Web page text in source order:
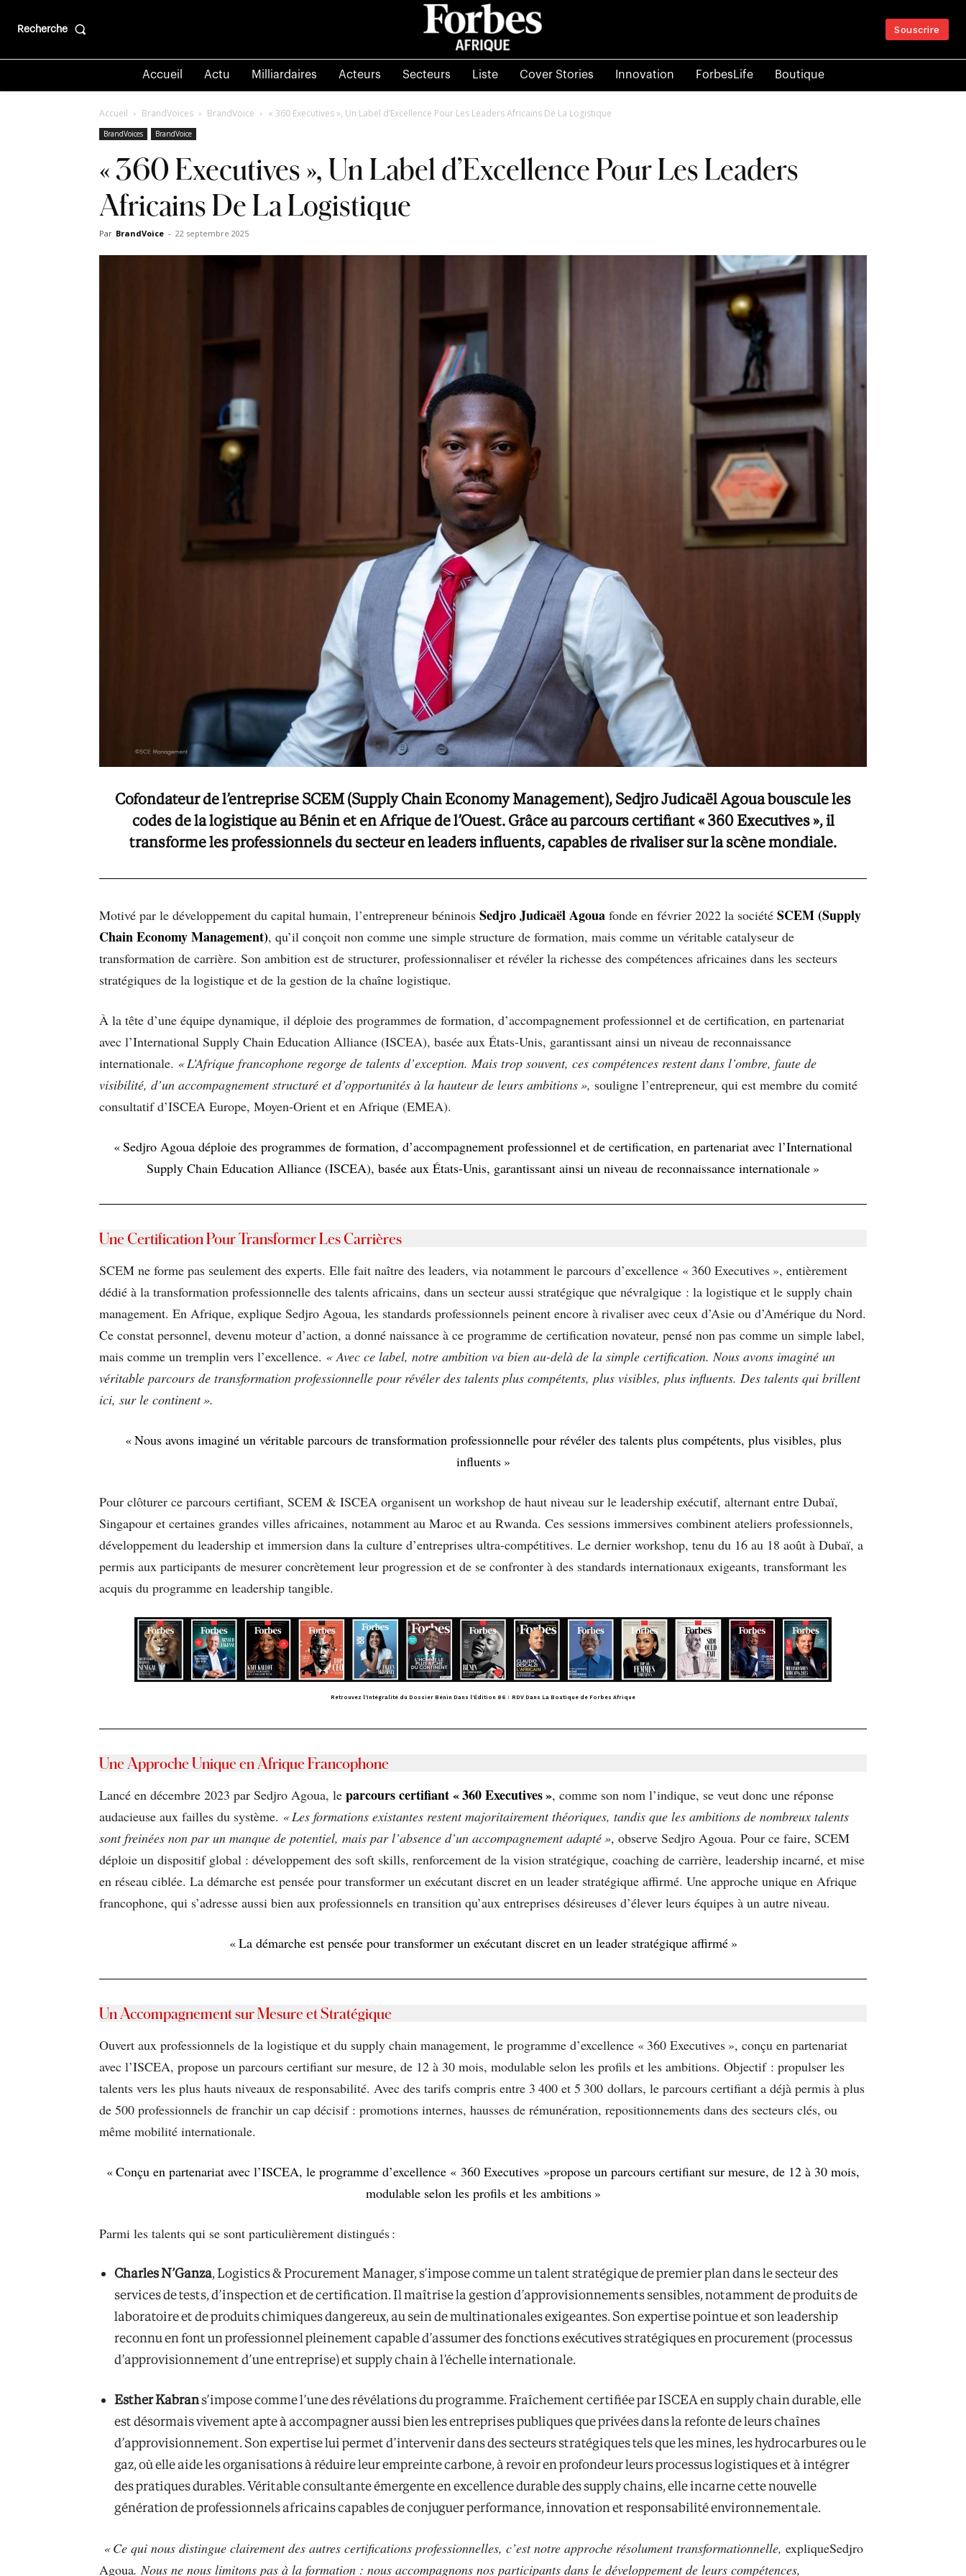
Recherche Souscrire
Accueil Actu Milliardaires Acteurs Secteurs Liste Cover Stories Innovation ForbesLife Boutique
Accueil BrandVoices BrandVoice « 360 Executives », Un Label d’Excellence Pour Les Leaders Africains De La Logistique
BrandVoices BrandVoice
« 360 Executives », Un Label d’Excellence Pour Les Leaders
Africains De La Logistique
Par BrandVoice - 22 septembre 2025
Cofondateur de l’entreprise SCEM (Supply Chain Economy Management), Sedjro Judicaël Agoua bouscule les
codes de la logistique au Bénin et en Afrique de l’Ouest. Grâce au parcours certifiant « 360 Executives », il
transforme les professionnels du secteur en leaders influents, capables de rivaliser sur la scène mondiale.
Motivé par le développement du capital humain, l’entrepreneur béninois Sedjro Judicaël Agoua fonde en février 2022 la société SCEM (Supply
Chain Economy Management), qu’il conçoit non comme une simple structure de formation, mais comme un véritable catalyseur de
transformation de carrière. Son ambition est de structurer, professionnaliser et révéler la richesse des compétences africaines dans les secteurs
stratégiques de la logistique et de la gestion de la chaîne logistique.
À la tête d’une équipe dynamique, il déploie des programmes de formation, d’accompagnement professionnel et de certification, en partenariat
avec l’International Supply Chain Education Alliance (ISCEA), basée aux États-Unis, garantissant ainsi un niveau de reconnaissance
internationale. « L’Afrique francophone regorge de talents d’exception. Mais trop souvent, ces compétences restent dans l’ombre, faute de
visibilité, d’un accompagnement structuré et d’opportunités à la hauteur de leurs ambitions », souligne l’entrepreneur, qui est membre du comité
consultatif d’ISCEA Europe, Moyen-Orient et en Afrique (EMEA).
« Sedjro Agoua déploie des programmes de formation, d’accompagnement professionnel et de certification, en partenariat avec l’International
Supply Chain Education Alliance (ISCEA), basée aux États-Unis, garantissant ainsi un niveau de reconnaissance internationale »
Une Certification Pour Transformer Les Carrières
SCEM ne forme pas seulement des experts. Elle fait naître des leaders, via notamment le parcours d’excellence « 360 Executives », entièrement
dédié à la transformation professionnelle des talents africains, dans un secteur aussi stratégique que névralgique : la logistique et le supply chain
management. En Afrique, explique Sedjro Agoua, les standards professionnels peinent encore à rivaliser avec ceux d’Asie ou d’Amérique du Nord.
Ce constat personnel, devenu moteur d’action, a donné naissance à ce programme de certification novateur, pensé non pas comme un simple label,
mais comme un tremplin vers l’excellence. « Avec ce label, notre ambition va bien au-delà de la simple certification. Nous avons imaginé un
véritable parcours de transformation professionnelle pour révéler des talents plus compétents, plus visibles, plus influents. Des talents qui brillent
ici, sur le continent ».
« Nous avons imaginé un véritable parcours de transformation professionnelle pour révéler des talents plus compétents, plus visibles, plus
influents »
Pour clôturer ce parcours certifiant, SCEM & ISCEA organisent un workshop de haut niveau sur le leadership exécutif, alternant entre Dubaï,
Singapour et certaines grandes villes africaines, notamment au Maroc et au Rwanda. Ces sessions immersives combinent ateliers professionnels,
développement du leadership et immersion dans la culture d’entreprises ultra-compétitives. Le dernier workshop, tenu du 16 au 18 août à Dubaï, a
permis aux participants de mesurer concrètement leur progression et de se confronter à des standards internationaux exigeants, transformant les
acquis du programme en leadership tangible.
Retrouvez l’Intégralité du Dossier Bénin Dans l’Édition 86 I RDV Dans La Boutique de Forbes Afrique
Une Approche Unique en Afrique Francophone
Lancé en décembre 2023 par Sedjro Agoua, le parcours certifiant «360 Executives», comme son nom l’indique, se veut donc une réponse
audacieuse aux failles du système. « Les formations existantes restent majoritairement théoriques, tandis que les ambitions de nombreux talents
sont freinées non par un manque de potentiel, mais par l’absence d’un accompagnement adapté», observe Sedjro Agoua. Pour ce faire, SCEM
déploie un dispositif global : développement des soft skills, renforcement de la vision stratégique, coaching de carrière, leadership incarné, et mise
en réseau ciblée. La démarche est pensée pour transformer un exécutant discret en un leader stratégique affirmé. Une approche unique en Afrique
francophone, qui s’adresse aussi bien aux professionnels en transition qu’aux entreprises désireuses d’élever leurs équipes à un autre niveau.
« La démarche est pensée pour transformer un exécutant discret en un leader stratégique affirmé »
Un Accompagnement sur Mesure et Stratégique
Ouvert aux professionnels de la logistique et du supply chain management, le programme d’excellence « 360 Executives », conçu en partenariat
avec l’ISCEA, propose un parcours certifiant sur mesure, de 12 à 30 mois, modulable selon les profils et les ambitions. Objectif : propulser les
talents vers les plus hauts niveaux de responsabilité. Avec des tarifs compris entre 3 400 et 5 300 dollars, le parcours certifiant a déjà permis à plus
de 500 professionnels de franchir un cap décisif : promotions internes, hausses de rémunération, repositionnements dans des secteurs clés, ou
même mobilité internationale.
« Conçu en partenariat avec l’ISCEA, le programme d’excellence « 360 Executives »propose un parcours certifiant sur mesure, de 12 à 30 mois,
modulable selon les profils et les ambitions »
Parmi les talents qui se sont particulièrement distingués :
Charles N’Ganza, Logistics & Procurement Manager, s’impose comme un talent stratégique de premier plan dans le secteur des
services de tests, d’inspection et de certification. Il maîtrise la gestion d’approvisionnements sensibles, notamment de produits de
laboratoire et de produits chimiques dangereux, au sein de multinationales exigeantes. Son expertise pointue et son leadership
reconnu en font un professionnel pleinement capable d’assumer des fonctions exécutives stratégiques en procurement (processus
d’approvisionnement d’une entreprise) et supply chain à l’échelle internationale.
Esther Kabrans’impose comme l’une des révélations du programme. Fraîchement certifiée par ISCEA en supply chain durable, elle
est désormais vivement apte à accompagner aussi bien les entreprises publiques que privées dans la refonte de leurs chaînes
d’approvisionnement. Son expertise lui permet d’intervenir dans des secteurs stratégiques tels que les mines, les hydrocarbures ou le
gaz, où elle aide les organisations à réduire leur empreinte carbone, à revoir en profondeur leurs processus logistiques et à intégrer
des pratiques durables. Véritable consultante émergente en excellence durable des supply chains, elle incarne cette nouvelle
génération de professionnels africains capables de conjuguer performance, innovation et responsabilité environnementale.
« Ce qui nous distingue clairement des autres certifications professionnelles, c’est notre approche résolument transformationnelle, expliqueSedjro
Agoua. Nous ne nous limitons pas à la formation : nous accompagnons nos participants dans le développement de leurs compétences,